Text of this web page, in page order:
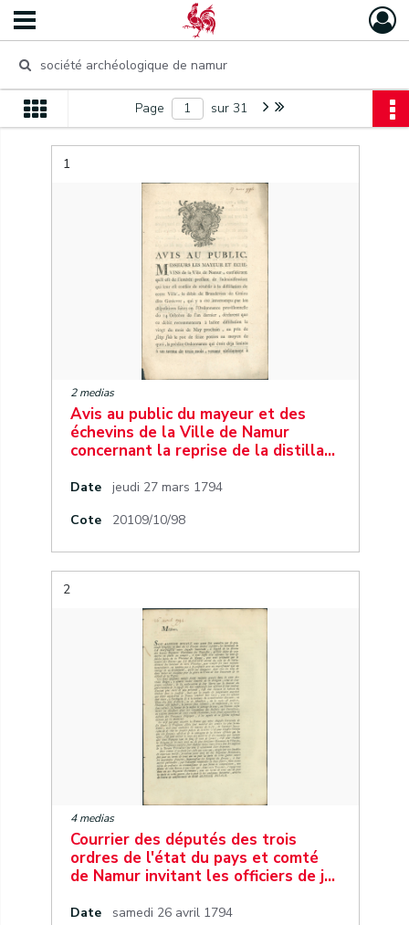
Page sur 31
1
2 medias
Avis au public du mayeur et des
échevins de la Ville de Namur
concernant la reprise de la distilla…
Date
jeudi 27 mars 1794
Cote
20109/10/98
2
4 medias
Courrier des députés des trois
ordres de l'état du pays et comté
de Namur invitant les officiers de j…
Date
samedi 26 avril 1794